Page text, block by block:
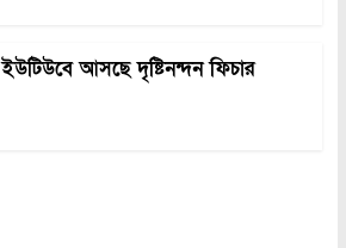
ইউটিউবে আসছে দৃষ্টিনন্দন ফিচার